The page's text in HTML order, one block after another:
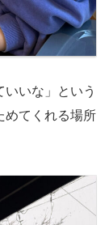
いな」という
めてくれる場所